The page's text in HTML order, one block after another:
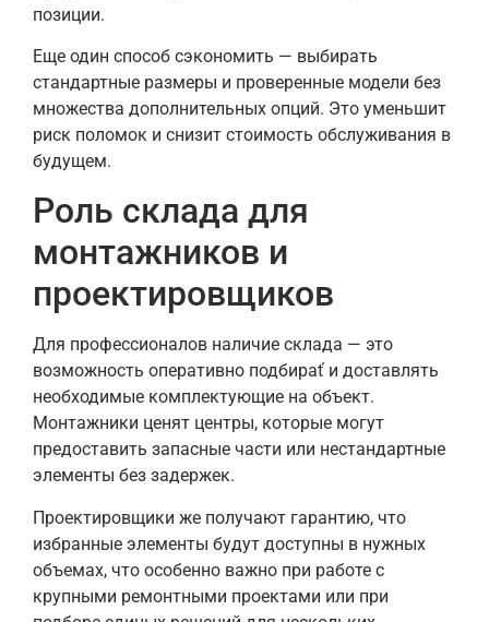
позиции.
Еще один способ сэкономить — выбирать
стандартные размеры и проверенные модели без
множества дополнительных опций. Это уменьшит
риск поломок и снизит стоимость обслуживания в
будущем.
Роль склада для
монтажников и
проектировщиков
Для профессионалов наличие склада — это
возможность оперативно подбираť и доставлять
необходимые комплектующие на объект.
Монтажники ценят центры, которые могут
предоставить запасные части или нестандартные
элементы без задержек.
Проектировщики же получают гарантию, что
избранные элементы будут доступны в нужных
объемах, что особенно важно при работе с
крупными ремонтными проектами или при